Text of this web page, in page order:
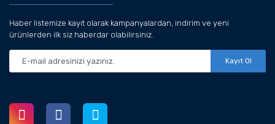
Haber listemize kayıt olarak kampanyalardan, indirim ve yeni
ürünlerden ilk siz haberdar olabilirsiniz.
Kayıt Ol